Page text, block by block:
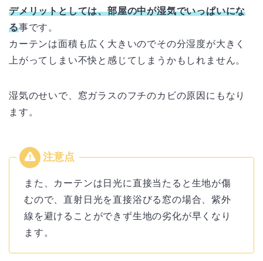
デメリットとしては、部屋の中が湿気でいっぱいにな
る事です。
カーテンは面積も広く大きいのでその分湿度が大きく
上がってしまい不快と感じてしまうかもしれません。
湿気のせいで、窓ガラスのフチのカビの原因にもなり
ます。
また、カーテンは日光に直接当たると生地が傷
むので、直射日光を直接浴びる窓の場合、紫外
線を避けることができず生地の劣化が早くなり
ます。